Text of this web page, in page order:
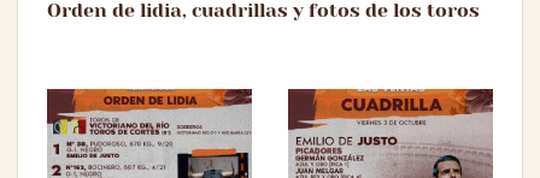
Orden de lidia, cuadrillas y fotos de los toros